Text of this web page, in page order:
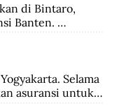
di Bintaro,
Banten.
masing
tewas
hingga
kereta terburuk
ini terjadi
penumpang
Selama
asuransi untuk
dan